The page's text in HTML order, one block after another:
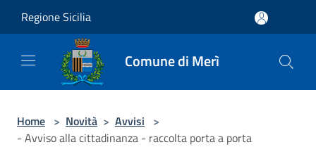
Regione Sicilia
Comune di Merì
Home > Novità > Avvisi >
- Avviso alla cittadinanza - raccolta porta a porta